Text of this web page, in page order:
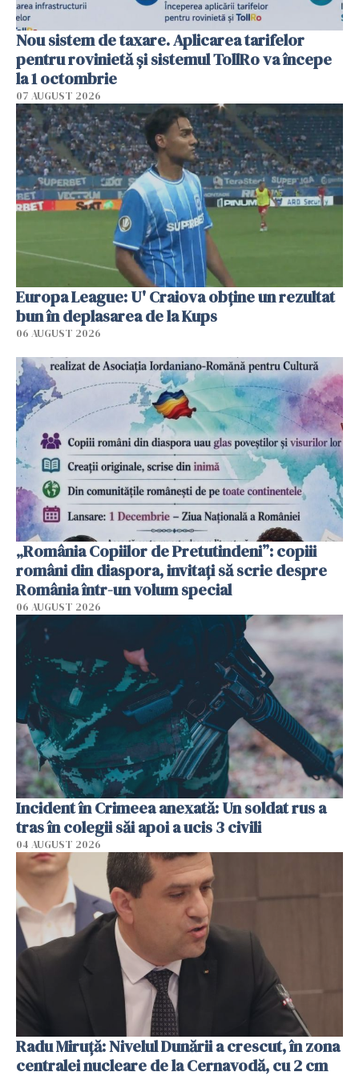
Nou sistem de taxare. Aplicarea tarifelor
pentru rovinietă şi sistemul TollRo va începe
la 1 octombrie
07 AUGUST 2026
Europa League: U' Craiova obține un rezultat
bun în deplasarea de la Kups
06 AUGUST 2026
„România Copiilor de Pretutindeni”: copiii
români din diaspora, invitați să scrie despre
România într-un volum special
06 AUGUST 2026
Incident în Crimeea anexată: Un soldat rus a
tras în colegii săi apoi a ucis 3 civili
04 AUGUST 2026
Radu Miruţă: Nivelul Dunării a crescut, în zona
centralei nucleare de la Cernavodă, cu 2 cm